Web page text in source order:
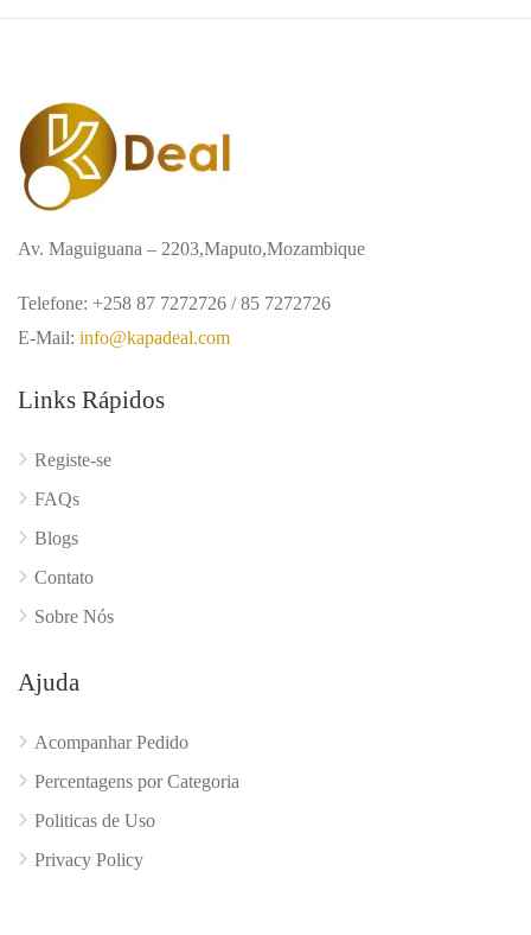
Av. Maguiguana – 2203,Maputo,Mozambique
Telefone: +258 87 7272726 / 85 7272726
E-Mail: info@kapadeal.com
Links Rápidos
Registe-se
FAQs
Blogs
Contato
Sobre Nós
Ajuda
Acompanhar Pedido
Percentagens por Categoria
Politicas de Uso
Privacy Policy